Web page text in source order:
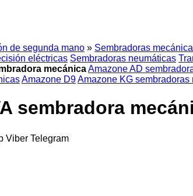
de segunda mano » Sembradoras
eléctricas Sembradoras neumáticas
mecánicaAmazone AD
Amazone D9Amazone KG sembradoras
sembradora
Viber Telegram